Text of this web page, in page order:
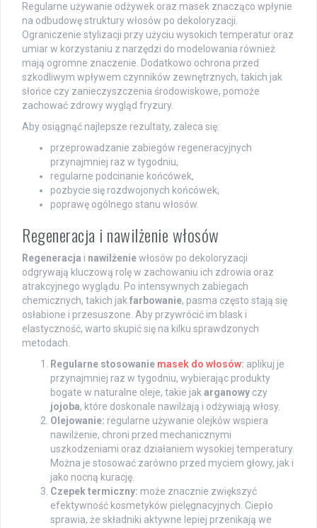
Regularne używanie odżywek oraz masek znacząco wpłynie
na odbudowę struktury włosów po dekoloryzacji.
Ograniczenie stylizacji przy użyciu wysokich temperatur oraz
umiar w korzystaniu z narzędzi do modelowania również
mają ogromne znaczenie. Dodatkowo ochrona przed
szkodliwym wpływem czynników zewnętrznych, takich jak
słońce czy zanieczyszczenia środowiskowe, pomoże
zachować zdrowy wygląd fryzury.
Aby osiągnąć najlepsze rezultaty, zaleca się:
przeprowadzanie zabiegów regeneracyjnych
przynajmniej raz w tygodniu,
regularne podcinanie końcówek,
pozbycie się rozdwojonych końcówek,
poprawę ogólnego stanu włosów.
Regeneracja i nawilżenie włosów
Regeneracja i nawilżeniewłosów po dekoloryzacji
odgrywają kluczową rolę w zachowaniu ich zdrowia oraz
atrakcyjnego wyglądu. Po intensywnych zabiegach
chemicznych, takich jak farbowanie, pasma często stają się
osłabione i przesuszone. Aby przywrócić im blask i
elastyczność, warto skupić się na kilku sprawdzonych
metodach.
Regularne stosowanie masek do włosów: aplikuj je
przynajmniej raz w tygodniu, wybierając produkty
bogate w naturalne oleje, takie jak arganowy czy
jojoba, które doskonale nawilżają i odżywiają włosy.
Olejowanie: regularne używanie olejków wspiera
nawilżenie, chroni przed mechanicznymi
uszkodzeniami oraz działaniem wysokiej temperatury.
Można je stosować zarówno przed myciem głowy, jak i
jako nocną kurację.
Czepek termiczny: może znacznie zwiększyć
efektywność kosmetyków pielęgnacyjnych. Ciepło
sprawia, że składniki aktywne lepiej przenikają we